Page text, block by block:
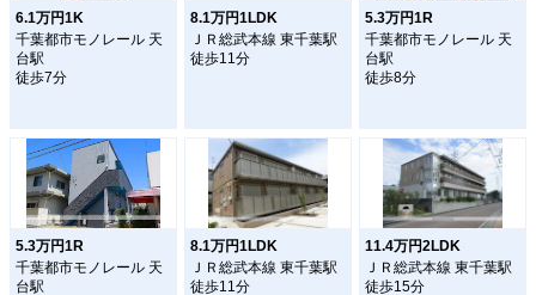
6.1万円1K
千葉都市モノレール 天
台駅
徒歩7分
8.1万円1LDK
ＪＲ総武本線 東千葉駅
徒歩11分
5.3万円1R
千葉都市モノレール 天
台駅
徒歩8分
5.3万円1R
千葉都市モノレール 天
台駅
8.1万円1LDK
ＪＲ総武本線 東千葉駅
徒歩11分
11.4万円2LDK
ＪＲ総武本線 東千葉駅
徒歩15分